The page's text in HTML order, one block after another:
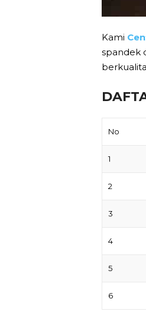
Kami
spandek
No
1
2
3
4
5
6